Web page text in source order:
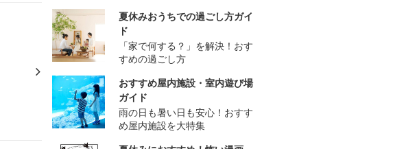
夏休みおうちでの過ごし方ガイ
ド
「家で何する？」を解決！おす
すめの過ごし方
おすすめ屋内施設・室内遊び場
ガイド
雨の日も暑い日も安心！おすす
め屋内施設を大特集